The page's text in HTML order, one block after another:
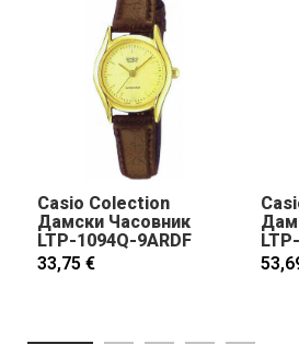
Casio Colection
Дамски Часовник
LTP-1094Q-9ARDF
33,75 €